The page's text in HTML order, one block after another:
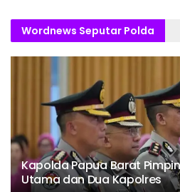
Wordnews Seputar Polda
Kapolda Papua Barat
Utama dan Dua Kapolres